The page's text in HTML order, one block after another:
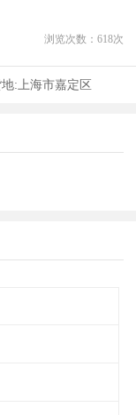
浏览次数： 618次
:上海市嘉定区